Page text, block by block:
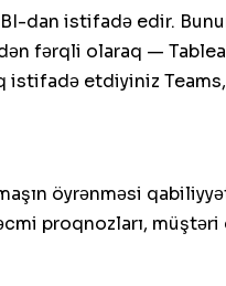
dan istifadə edir.
fərqli olaraq —
istifadə etdiyiniz
öyrənməsi
proqnozları,